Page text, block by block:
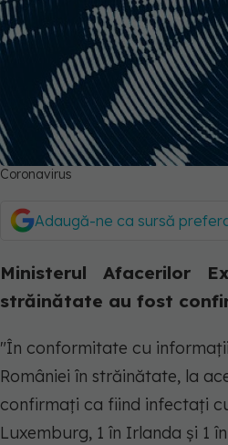
Coronavirus
Adaugă-ne ca sursă
Ministerul Afacerilor
străinătate au fost
"În conformitate cu
României în străinătate, la
confirmați ca fiind infectați
Luxemburg, 1 în Irlanda și 1